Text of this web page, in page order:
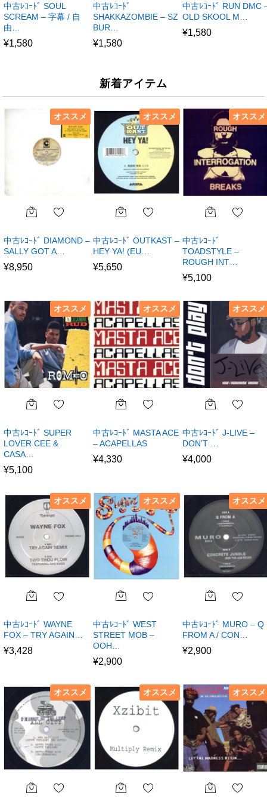
中古ﾚｺｰﾄﾞ SOUL
SCREAM – 字幕 / 自
由…
¥1,580
中古ﾚｺｰﾄﾞ
SHAKKAZOMBIE – SZ
BUR…
¥1,580
中古ﾚｺｰﾄﾞ RUN DMC
OLD SKOOL M…
¥1,580
新着アイテム
オススメ
中古ﾚｺｰﾄﾞ DIAMOND –
SALLY GOT A…
¥8,950
オススメ
中古ﾚｺｰﾄﾞ OUTKAST –
HEY YA! (EU…
¥5,650
オススメ
中古ﾚｺｰﾄﾞ
TOADSTYLE –
ROUGH INT…
¥5,100
オススメ
中古ﾚｺｰﾄﾞ SUPER
LOVER CEE &
CASA…
¥5,100
オススメ
中古ﾚｺｰﾄﾞ MASTA ACE
– ACAPELLAS
¥4,330
オススメ
中古ﾚｺｰﾄﾞ J-LIVE –
DON’T …
¥4,000
オススメ
中古ﾚｺｰﾄﾞ WAYNE
FOX – TRY AGAIN…
¥3,428
オススメ
中古ﾚｺｰﾄﾞ WEST
STREET MOB –
OOH…
¥2,900
オススメ
中古ﾚｺｰﾄﾞ MURO – Q
FROM A / CON…
¥2,900
オススメ オススメ オススメ